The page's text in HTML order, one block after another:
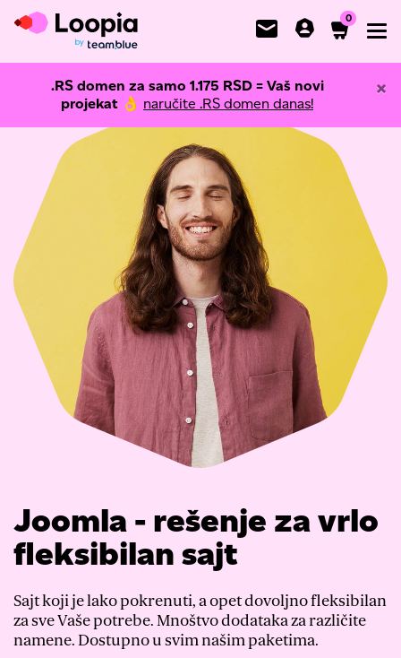
0
.RS domen za samo 1.175 RSD = Vaš novi
projekat 👌 naručite .RS domen danas!
×
Joomla - rešenje za vrlo
fleksibilan sajt
Sajt koji je lako pokrenuti, a opet dovoljno fleksibilan
za sve Vaše potrebe. Mnoštvo dodataka za različite
namene. Dostupno u svim našim paketima.